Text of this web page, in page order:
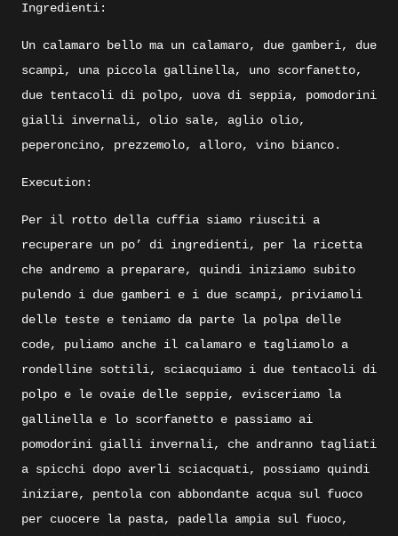
Ingredienti:
Un calamaro bello ma un calamaro, due gamberi, due
scampi, una piccola gallinella, uno scorfanetto,
due tentacoli di polpo, uova di seppia, pomodorini
gialli invernali, olio sale, aglio olio,
peperoncino, prezzemolo, alloro, vino bianco.
Execution:
Per il rotto della cuffia siamo riusciti a
recuperare un po’ di ingredienti, per la ricetta
che andremo a preparare, quindi iniziamo subito
pulendo i due gamberi e i due scampi, priviamoli
delle teste e teniamo da parte la polpa delle
code, puliamo anche il calamaro e tagliamolo a
rondelline sottili, sciacquiamo i due tentacoli di
polpo e le ovaie delle seppie, evisceriamo la
gallinella e lo scorfanetto e passiamo ai
pomodorini gialli invernali, che andranno tagliati
a spicchi dopo averli sciacquati, possiamo quindi
iniziare, pentola con abbondante acqua sul fuoco
per cuocere la pasta, padella ampia sul fuoco,